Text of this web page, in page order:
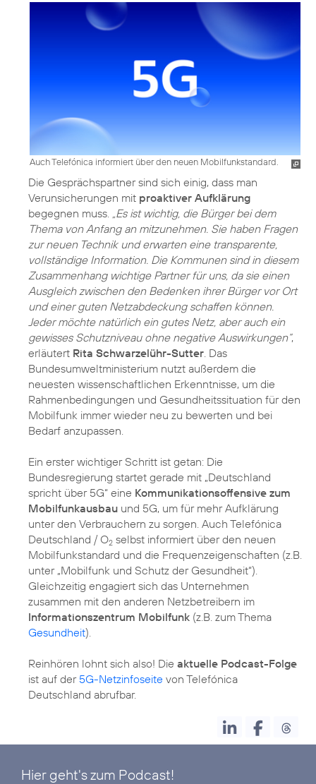
Auch Telefónica informiert über den neuen Mobilfunkstandard.
Die Gesprächspartner sind sich einig, dass man
Verunsicherungen mit proaktiver Aufklärung
begegnen muss.
„Es ist wichtig, die Bürger bei dem
Thema von Anfang an mitzunehmen. Sie haben Fragen
zur neuen Technik und erwarten eine transparente,
vollständige Information. Die Kommunen sind in diesem
Zusammenhang wichtige Partner für uns, da sie einen
Ausgleich zwischen den Bedenken ihrer Bürger vor Ort
und einer guten Netzabdeckung schaffen können.
Jeder möchte natürlich ein gutes Netz, aber auch ein
gewisses Schutzniveau ohne negative Auswirkungen“,
erläutert Rita Schwarzelühr-Sutter . Das
Bundesumweltministerium nutzt außerdem die
neuesten wissenschaftlichen Erkenntnisse, um die
Rahmenbedingungen und Gesundheitssituation für den
Mobilfunk immer wieder neu zu bewerten und bei
Bedarf anzupassen.
Ein erster wichtiger Schritt ist getan: Die
Bundesregierung startet gerade mit „Deutschland
spricht über 5G“ eine Kommunikationsoffensive zum
Mobilfunkausbau und 5G, um für mehr Aufklärung
unter den Verbrauchern zu sorgen. Auch Telefónica
Deutschland / O2 selbst informiert über den neuen
Mobilfunkstandard und die Frequenzeigenschaften (z.B.
unter „Mobilfunk und Schutz der Gesundheit“).
Gleichzeitig engagiert sich das Unternehmen
zusammen mit den anderen Netzbetreibern im
Informationszentrum Mobilfunk (z.B. zum Thema
Gesundheit).
Reinhören lohnt sich also! Die aktuelle Podcast-Folge
ist auf der 5G-Netzinfoseite von Telefónica
Deutschland abrufbar.
Hier geht's zum Podcast!